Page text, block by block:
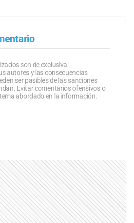
son de exclusiva
autores y las consecuencias
ser pasibles de las sanciones
Evitar comentarios ofensivos o
abordado en la información.